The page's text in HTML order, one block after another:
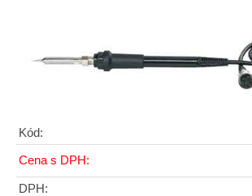
Kód:
Cena s DPH:
DPH: